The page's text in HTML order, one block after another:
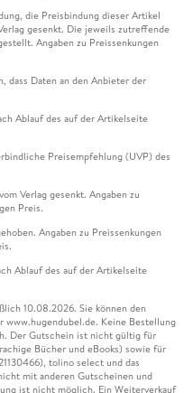
die Preisbindung dieser Artikel
gesenkt. Die jeweils zutreffende
Angaben zu Preissenkungen
dass Daten an den Anbieter der
Ablauf des auf der Artikelseite
Preisempfehlung (UVP) des
Verlag gesenkt. Angaben zu
Preis.
Angaben zu Preissenkungen
Ablauf des auf der Artikelseite
10.08.2026. Sie können den
Keine Bestellung
Der Gutschein ist nicht gültig für
Bücher und eBooks) sowie für
tolino select und das
mit anderen Gutscheinen und
ist nicht möglich. Ein Weiterverkauf